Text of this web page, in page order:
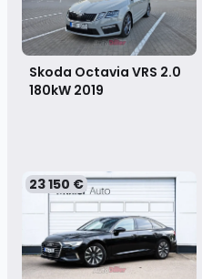
Skoda Octavia VRS 2.0
180kW 2019
23 150 €